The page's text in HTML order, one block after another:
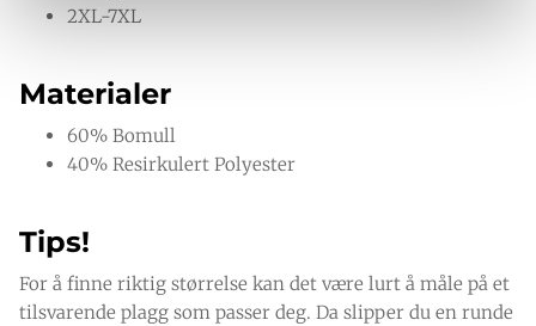
2XL-7XL
Materialer
60% Bomull
40% Resirkulert Polyester
Tips!
For å finne riktig størrelse kan det være lurt å måle på et
tilsvarende plagg som passer deg. Da slipper du en runde